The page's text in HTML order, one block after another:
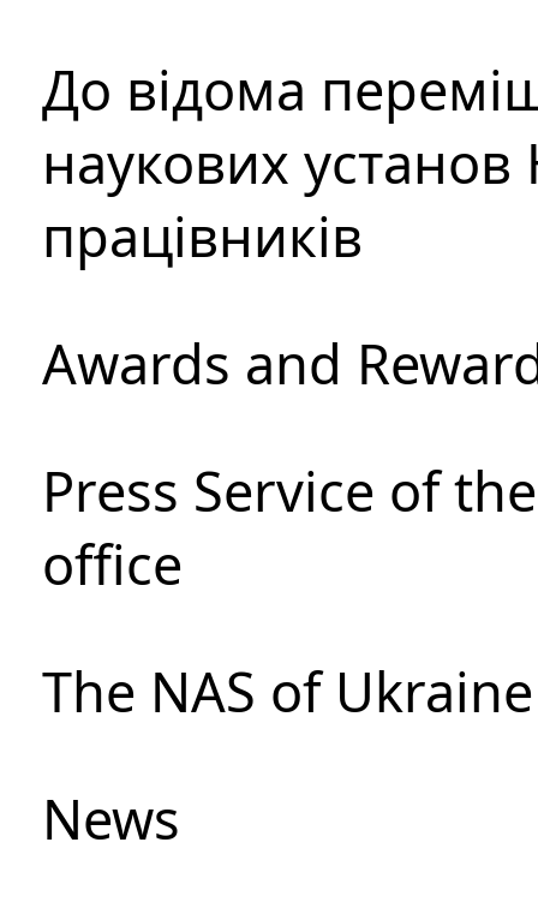
До відома
наукових установ
працівників
Awards and
Press Service of
office
The NAS of
News